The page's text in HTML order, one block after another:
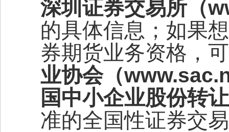
深圳证券交易所（
的具体信息；如果
券期货业务资格，
业协会（
国中小企业股份转
准的全国性证券交